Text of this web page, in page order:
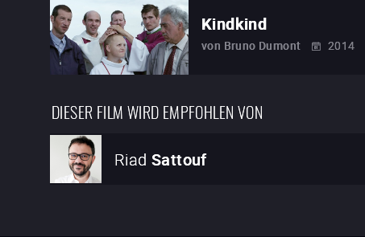
Kindkind
von Bruno Dumont 2014
DIESER FILM WIRD EMPFOHLEN VON
Riad Sattouf